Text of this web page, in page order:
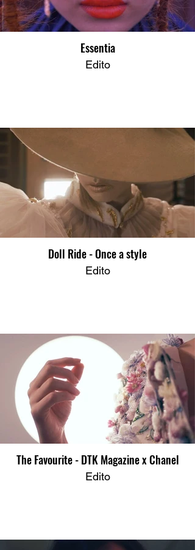
Essentia
Edito
Doll Ride - Once a style
Edito
The Favourite - DTK Magazine x Chanel
Edito